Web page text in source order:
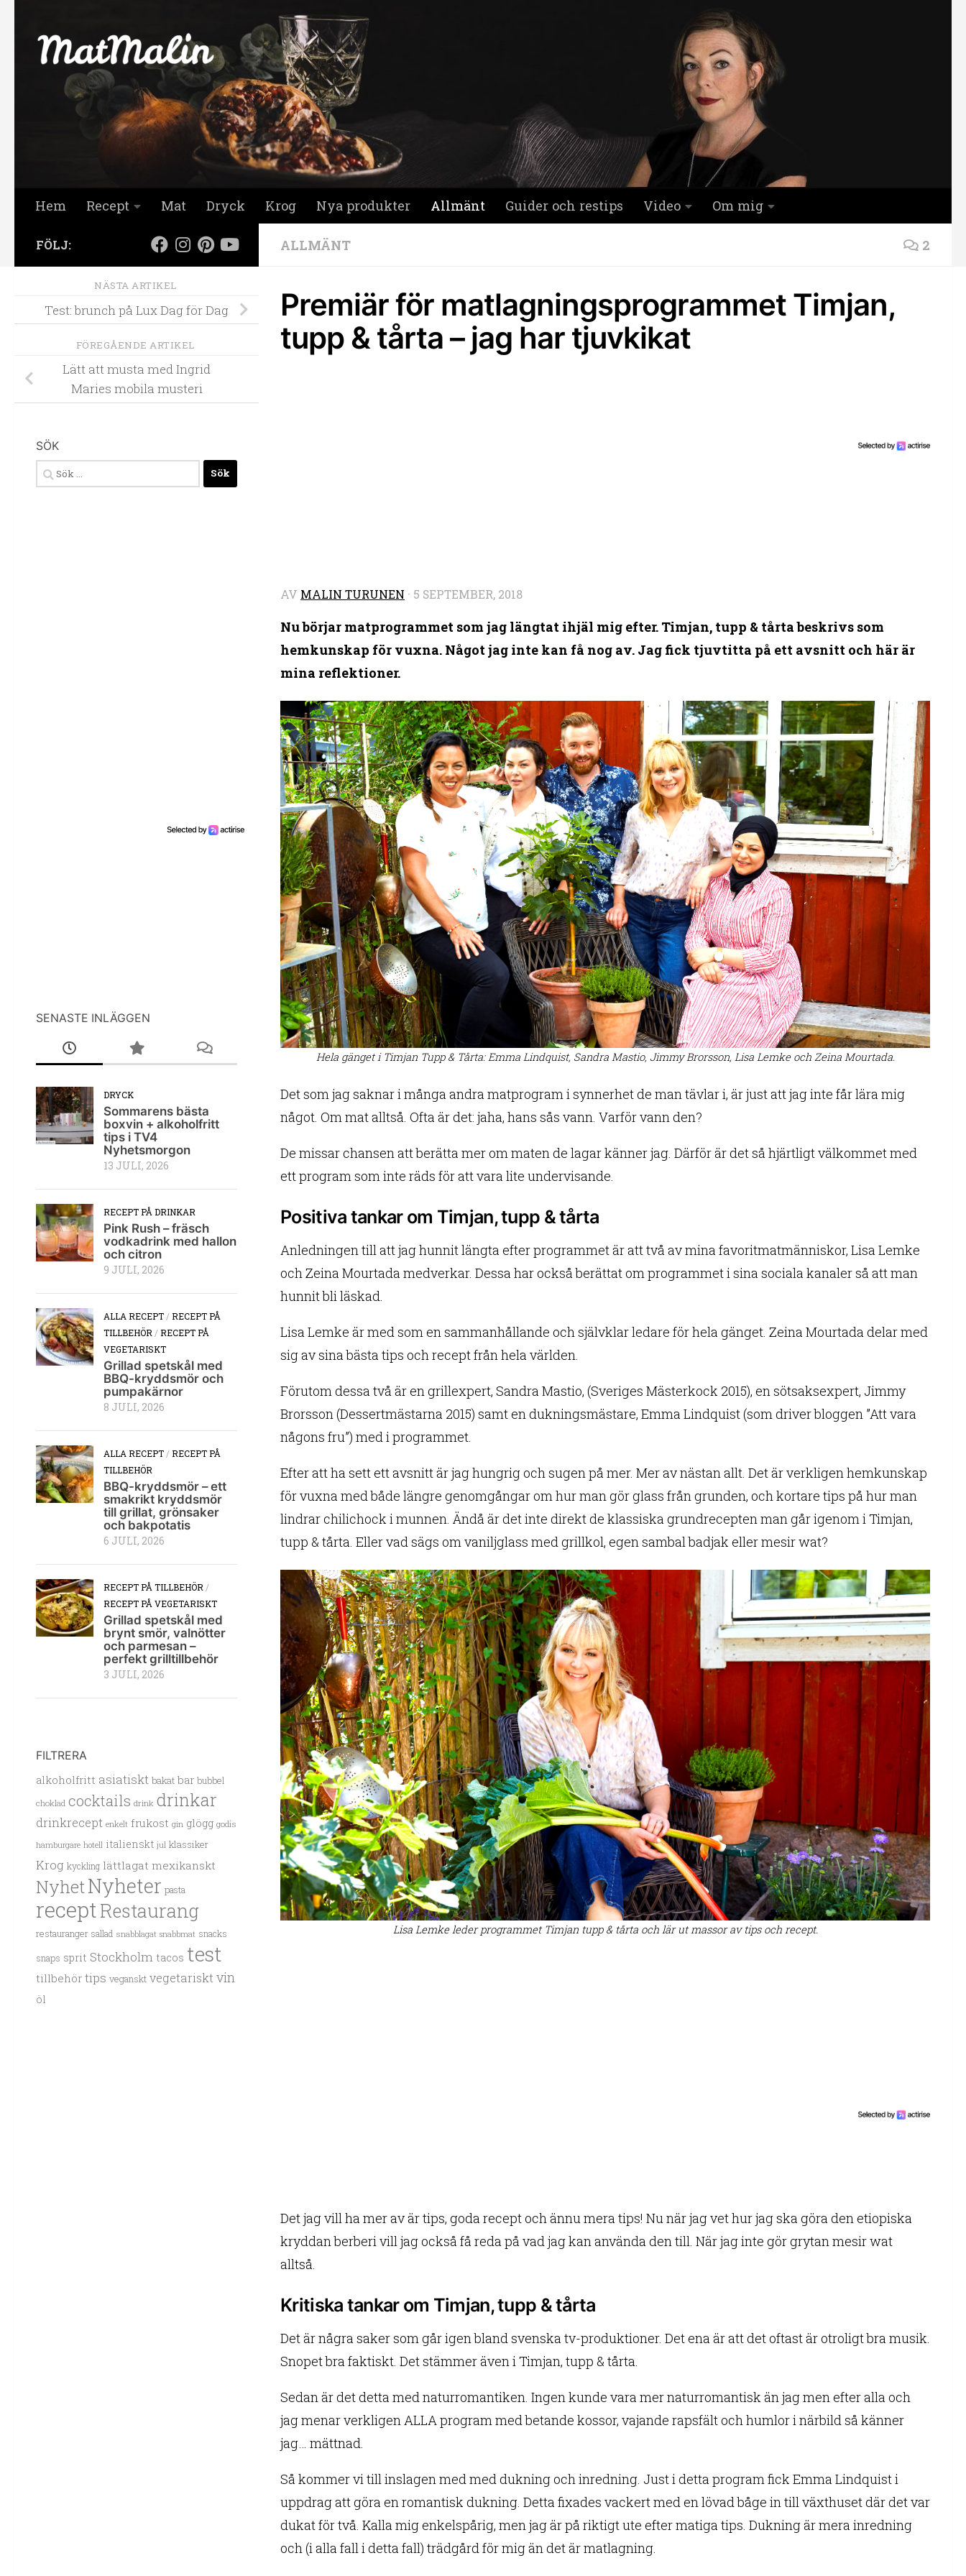
Hem Recept Mat Dryck Krog Nya produkter Allmänt Guider och restips Video Om mig
ALLMÄNT 2
Premiär för matlagningsprogrammet Timjan,
tupp & tårta – jag har tjuvkikat
AV MALIN TURUNEN · 5 SEPTEMBER, 2018
Nu börjar matprogrammet som jag längtat ihjäl mig efter. Timjan, tupp & tårta beskrivs som
hemkunskap för vuxna. Något jag inte kan få nog av. Jag fick tjuvtitta på ett avsnitt och här är
mina reflektioner.
Hela gänget i Timjan Tupp & Tårta: Emma Lindquist, Sandra Mastio, Jimmy Brorsson, Lisa Lemke och Zeina Mourtada.
Det som jag saknar i många andra matprogram i synnerhet de man tävlar i, är just att jag inte får lära mig
något. Om mat alltså. Ofta är det: jaha, hans sås vann. Varför vann den?
De missar chansen att berätta mer om maten de lagar känner jag. Därför är det så hjärtligt välkommet med
ett program som inte räds för att vara lite undervisande.
Positiva tankar om Timjan, tupp & tårta
Anledningen till att jag hunnit längta efter programmet är att två av mina favoritmatmänniskor, Lisa Lemke
och Zeina Mourtada medverkar. Dessa har också berättat om programmet i sina sociala kanaler så att man
hunnit bli läskad.
Lisa Lemke är med som en sammanhållande och självklar ledare för hela gänget. Zeina Mourtada delar med
sig av sina bästa tips och recept från hela världen.
Förutom dessa två är en grillexpert, Sandra Mastio, (Sveriges Mästerkock 2015), en sötsaksexpert, Jimmy
Brorsson (Dessertmästarna 2015) samt en dukningsmästare, Emma Lindquist (som driver bloggen ”Att vara
någons fru”) med i programmet.
Efter att ha sett ett avsnitt är jag hungrig och sugen på mer. Mer av nästan allt. Det är verkligen hemkunskap
för vuxna med både längre genomgångar om hur man gör glass från grunden, och kortare tips på hur man
lindrar chilichock i munnen. Ändå är det inte direkt de klassiska grundrecepten man går igenom i Timjan,
tupp & tårta. Eller vad sägs om vaniljglass med grillkol, egen sambal badjak eller mesir wat?
Lisa Lemke leder programmet Timjan tupp & tårta och lär ut massor av tips och recept.
Det jag vill ha mer av är tips, goda recept och ännu mera tips! Nu när jag vet hur jag ska göra den etiopiska
kryddan berberi vill jag också få reda på vad jag kan använda den till. När jag inte gör grytan mesir wat
alltså.
Kritiska tankar om Timjan, tupp & tårta
Det är några saker som går igen bland svenska tv-produktioner. Det ena är att det oftast är otroligt bra musik.
Snopet bra faktiskt. Det stämmer även i Timjan, tupp & tårta.
Sedan är det detta med naturromantiken. Ingen kunde vara mer naturromantisk än jag men efter alla och
jag menar verkligen ALLA program med betande kossor, vajande rapsfält och humlor i närbild så känner
jag… mättnad.
Så kommer vi till inslagen med med dukning och inredning. Just i detta program fick Emma Lindquist i
uppdrag att göra en romantisk dukning. Detta fixades vackert med en lövad båge in till växthuset där det var
dukat för två. Kalla mig enkelspårig, men jag är på riktigt ute efter matiga tips. Dukning är mera inredning
och (i alla fall i detta fall) trädgård för mig än det är matlagning.
FÖLJ:
NÄSTA ARTIKEL
Test: brunch på Lux Dag för Dag
FÖREGÅENDE ARTIKEL
Lätt att musta med Ingrid
Maries mobila musteri
SÖK
Sök
efter:
SENASTE INLÄGGEN
DRYCK
Sommarens bästa
boxvin + alkoholfritt
tips i TV4
Nyhetsmorgon
13 JULI, 2026
RECEPT PÅ DRINKAR
Pink Rush – fräsch
vodkadrink med hallon
och citron
9 JULI, 2026
ALLA RECEPT/RECEPT PÅ
TILLBEHÖR/RECEPT PÅ
VEGETARISKT
Grillad spetskål med
BBQ-kryddsmör och
pumpakärnor
8 JULI, 2026
ALLA RECEPT/RECEPT PÅ
TILLBEHÖR
BBQ-kryddsmör – ett
smakrikt kryddsmör
till grillat, grönsaker
och bakpotatis
6 JULI, 2026
RECEPT PÅ TILLBEHÖR/
RECEPT PÅ VEGETARISKT
Grillad spetskål med
brynt smör, valnötter
och parmesan –
perfekt grilltillbehör
3 JULI, 2026
FILTRERA
alkoholfritt asiatiskt bakat bar bubbel
choklad cocktails drink drinkar
drinkrecept enkelt frukost gin glögg godis
hamburgare hotell italienskt jul klassiker
Krog kyckling lättlagat mexikanskt
NyhetNyheter pasta
receptRestaurang
restauranger sallad snabblagat snabbmat snacks
snaps sprit Stockholm tacos test
tillbehör tips veganskt vegetarisktvin
öl